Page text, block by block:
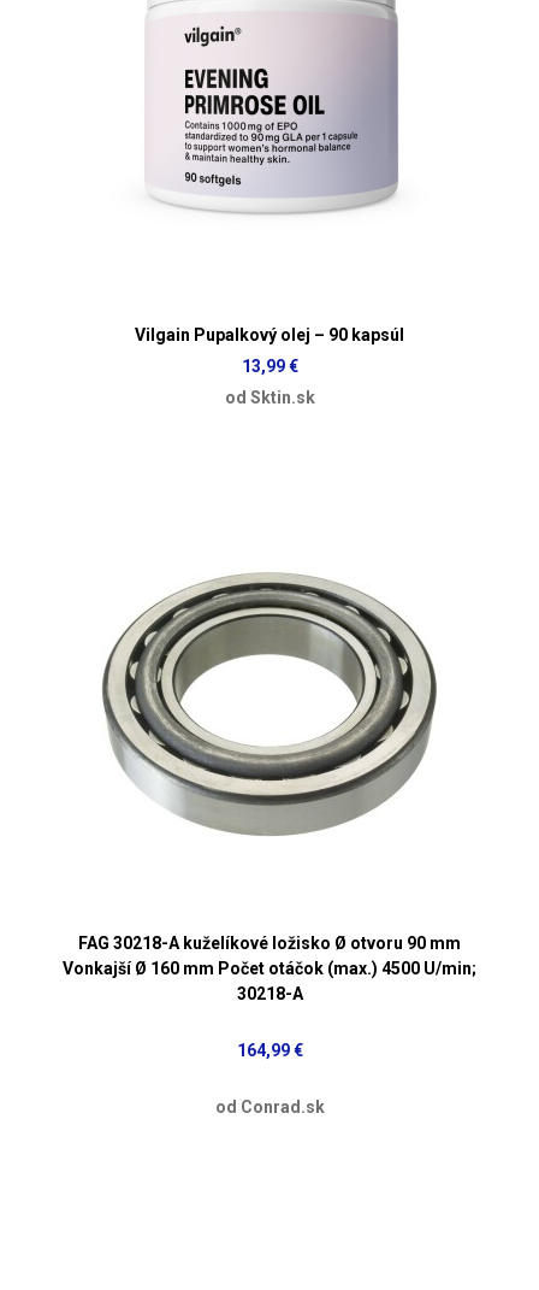
Vilgain Pupalkový olej – 90 kapsúl
13,99 €
od Sktin.sk
FAG 30218-A kuželíkové ložisko Ø otvoru 90 mm
Vonkajší Ø 160 mm Počet otáčok (max.) 4500 U/min;
30218-A
164,99 €
od Conrad.sk